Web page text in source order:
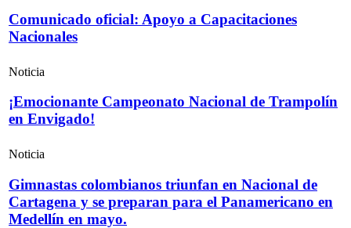
Comunicado oficial: Apoyo a Capacitaciones
Nacionales
Noticia
¡Emocionante Campeonato Nacional de Trampolín
en Envigado!
Noticia
Gimnastas colombianos triunfan en Nacional de
Cartagena y se preparan para el Panamericano en
Medellín en mayo.